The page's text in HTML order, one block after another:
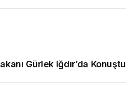
Gürlek Iğdır’da Konuştu